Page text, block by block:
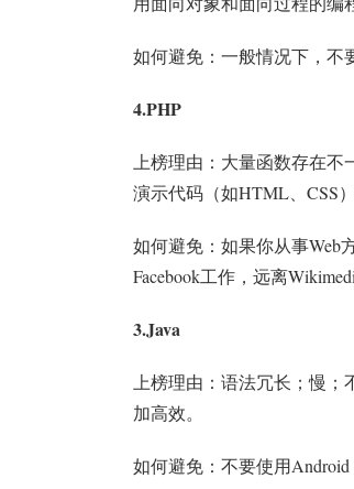
如何避免：一般情况下，不
4.PHP
上榜理由：大量函数存在
演示代码（如HTML、CSS）
如何避免：如果你从事Web
Facebook工作，远离
3.Java
上榜理由：语法冗长；慢
加高效。
如何避免：不要使用Android